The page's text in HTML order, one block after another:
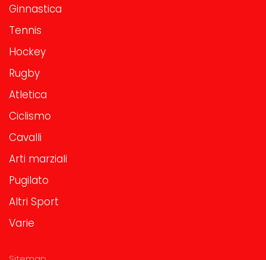
Ginnastica
Tennis
Hockey
Rugby
Atletica
Ciclismo
Cavalli
Arti marziali
Pugilato
Altri Sport
Varie